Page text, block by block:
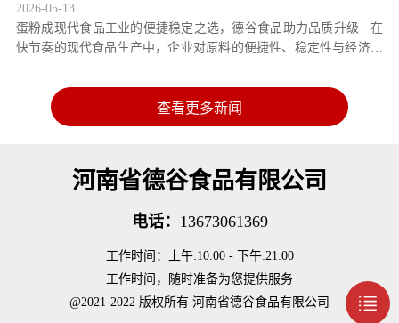
生产选它更省心
2026-05-13
蛋粉成现代食品工业的便捷稳定之选，德谷食品助力品质升级 在
快节奏的现代食品生产中，企业对原料的便捷性、稳定性与经济性
存、易调配等优势，正逐渐
查看更多新闻
河南省德谷食品有限公司
电话： 13673061369
工作时间：上午:10:00 - 下午:21:00
工作时间，随时准备为您提供服务
@2021-2022 版权所有 河南省德谷食品有限公司